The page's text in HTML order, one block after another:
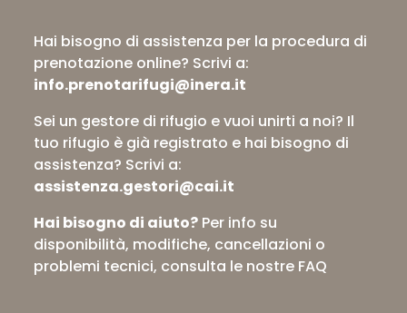
Hai bisogno di assistenza per la procedura di
prenotazione online? Scrivi a:
info.prenotarifugi@inera.it
Sei un gestore di rifugio e vuoi unirti a noi? Il
tuo rifugio è già registrato e hai bisogno di
assistenza? Scrivi a:
assistenza.gestori@cai.it
Hai bisogno di aiuto? Per info su
disponibilità, modifiche, cancellazioni o
problemi tecnici, consulta le nostre FAQ